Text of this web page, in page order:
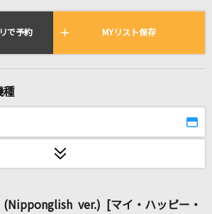
イムで歌われている曲の一覧
物語
ィック
で予約 MYリスト保存
種
ver.) [マイ・ハッピー・